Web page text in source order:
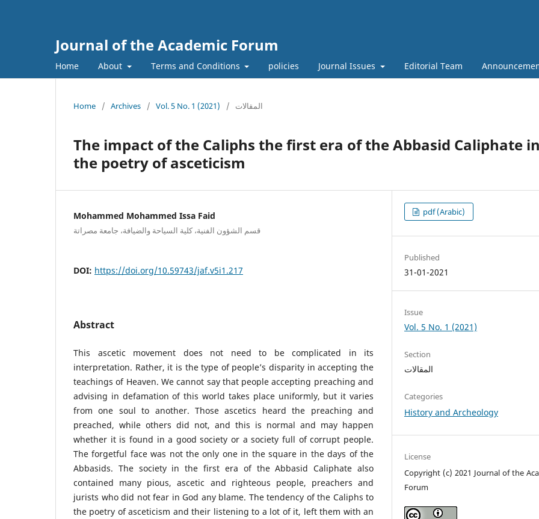
Journal of the Academic Forum
Home About Terms and Conditions policies Journal Issues Editorial Team
Home / Archives / Vol. 5 No. 1 (2021) / المقالات
The impact of the Caliphs the first era of the Abbasid Caliphate in
the poetry of asceticism
Mohammed Mohammed Issa Faid
قسم الشؤون الفنية، كلية السياحة والضيافة، جامعة مصراتة
DOI: https://doi.org/10.59743/jaf.v5i1.217
Abstract
This ascetic movement does not need to be complicated in its
interpretation. Rather, it is the type of people’s disparity in accepting the
teachings of Heaven. We cannot say that people accepting preaching and
advising in defamation of this world takes place uniformly, but it varies
from one soul to another. Those ascetics heard the preaching and
preached, while others did not, and this is normal and may happen
whether it is found in a good society or a society full of corrupt people.
The forgetful face was not the only one in the square in the days of the
Abbasids. The society in the first era of the Abbasid Caliphate also
contained many pious, ascetic and righteous people, preachers and
jurists who did not fear in God any blame. The tendency of the Caliphs to
the poetry of asceticism and their listening to a lot of it, left them with an
pdf (Arabic)
Published
31-01-2021
Issue
Vol. 5 No. 1 (2021)
Section
المقالات
Categories
History and Archeology
License
Copyright (c) 2021 Journal of the
Forum